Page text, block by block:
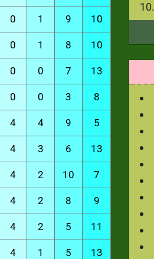
0 1 9 10
0 1 8 10
0 0 7 13
0 0 3 8
4 4 9 5
4 3 6 13
4 2 10 7
4 2 8 9
4 2 5 11
4 1 5 13